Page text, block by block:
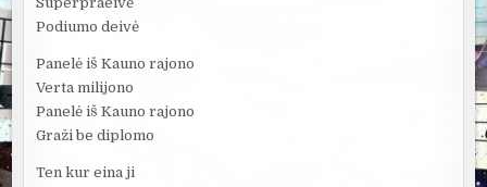
Podiumo deivė
Panelė iš Kauno rajono
Verta milijono
Panelė iš Kauno rajono
Graži be diplomo
Ten kur eina ji